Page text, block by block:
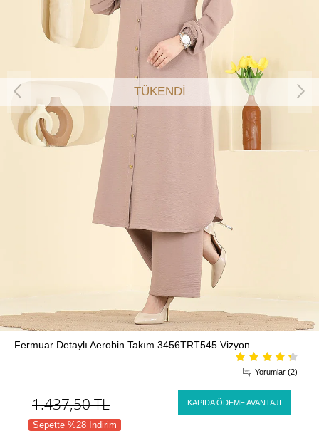
TÜKENDİ
Fermuar Detaylı Aerobin Takım 3456TRT545 Vizyon
Yorumlar (2)
1.437,50TL KAPIDA ÖDEME AVANTAJI
Sepette %28 İndirim